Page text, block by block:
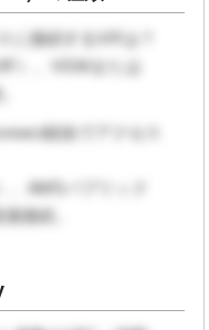
に接続するVIFは？
）。VGWまたは
経由でアクセス
。AWSパブリック
接続。